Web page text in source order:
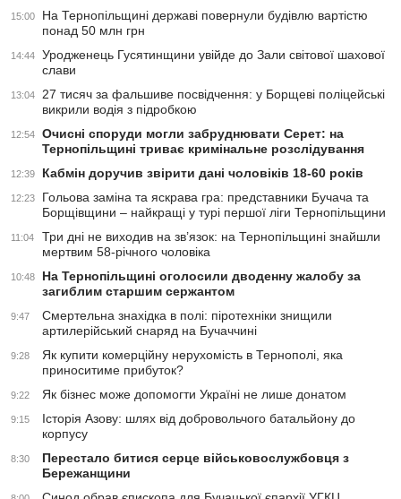
15:00
На Тернопільщині державі повернули будівлю вартістю
понад 50 млн грн
14:44
Уродженець Гусятинщини увійде до Зали світової шахової
слави
13:04
27 тисяч за фальшиве посвідчення: у Борщеві поліцейські
викрили водія з підробкою
12:54
Очисні споруди могли забруднювати Серет: на
Тернопільщині триває кримінальне розслідування
12:39 Кабмін доручив звірити дані чоловіків 18-60 років
12:23
Гольова заміна та яскрава гра: представники Бучача та
Борщівщини – найкращі у турі першої ліги Тернопільщини
11:04
Три дні не виходив на зв’язок: на Тернопільщині знайшли
мертвим 58-річного чоловіка
10:48
На Тернопільщині оголосили дводенну жалобу за
загиблим старшим сержантом
9:47
Смертельна знахідка в полі: піротехніки знищили
артилерійський снаряд на Бучаччині
9:28
Як купити комерційну нерухомість в Тернополі, яка
приноситиме прибуток?
9:22 Як бізнес може допомогти Україні не лише донатом
9:15
Історія Азову: шлях від добровольчого батальйону до
корпусу
8:30
Перестало битися серце військовослужбовця з
Бережанщини